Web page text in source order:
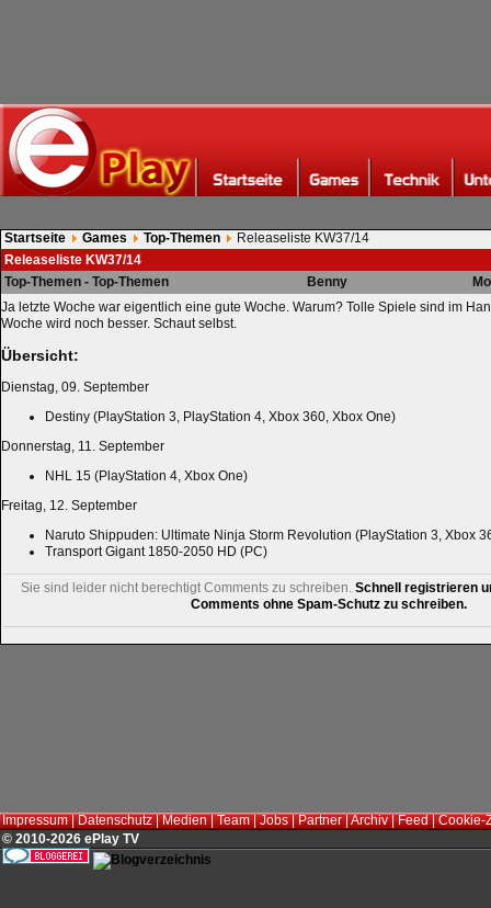
Startseite Games Top-Themen
Releaseliste KW37/14
Releaseliste KW37/14
Top-Themen - Top-Themen
Benny
Ja letzte Woche war eigentlich eine gute Woche. Warum? Tolle Spiele sind im
Woche wird noch besser. Schaut selbst.
Übersicht:
Dienstag, 09. September
Destiny (PlayStation 3, PlayStation 4, Xbox 360, Xbox One)
Donnerstag, 11. September
NHL 15 (PlayStation 4, Xbox One)
Freitag, 12. September
Naruto Shippuden: Ultimate Ninja Storm Revolution (PlayStation 3, Xbox
Transport Gigant 1850-2050 HD (PC)
Sie sind leider nicht berechtigt Comments zu schreiben. Schnell registrieren
Comments ohne Spam-Schutz zu schreiben.
Impressum|Datenschutz|Medien|Team|Jobs|Partner|Archiv|Feed|Cookie-
© 2010-2026 ePlay TV